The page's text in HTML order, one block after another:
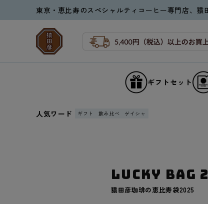
ンツに
進む
東京・恵比寿のスペシャルティコーヒー専門店、猿
ギフトセット
人気ワード ギフト 飲み比べ ゲイシャ
LUCKY BAG
コ
猿田彦珈琲の恵比寿袋2025